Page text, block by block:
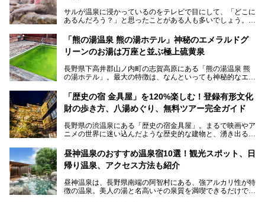
サルが温泉に浸かっているのをテレビで目にして、「どこに
あるんだろう？」と思ったことがある人も多いでしょう。
この微笑ましい光景は、長野県にある「地獄谷野猿公苑」で
見られるもので、野生のサルが雪景色の中で温泉に浸かる姿
を間近で観察できます。
本記事では、地獄谷野猿公苑の魅力や見どころ、サルと温泉
との関係性、地獄谷周辺の観光スポットについて紹介しま
ので、野生のサルを観察する貴重な自然体験と温泉をあわせ
て楽しみたい人は、ぜひ参考にしてください。
「熊の湯温泉 熊の湯ホテル」神秘のエメラルドグ
リーンのお湯は万座と並ぶ極上硫黄泉
長野県下高井郡山ノ内町の志賀高原にある「熊の湯温泉 熊
の湯ホテル」。最大の特徴は、なんといっても神秘的なエメ
リピートするファンも多い温泉です。冬はスキーと一緒に楽
しみたい極上の温泉を紹介します。
「歴史の宿 金具屋」を120%楽しむ！登録有形文化
財の歩き方、八湯めぐり、無料ツアー完全ガイド
長野県の渋温泉にある「歴史の宿金具屋」。まるで映画やア
ニメの世界に迷い込んだような歴史的な建物と、湧き出る温
を隅々まで楽しみたいですよね。この記事では、金具屋での
滞在を最高の思い出にするための「楽しみ方」を徹底的にご
紹介します！
昼神温泉のおすすめ温泉宿10選！観光スポット、日
帰り温泉、アクセス方法も紹介
昼神温泉は、長野県南端の阿智村にある、強アルカリ性が特
徴の温泉。美人の湯と名高いその泉質を満喫できるだけでな